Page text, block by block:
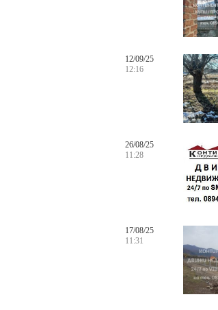
12/09/25
12:16
26/08/25
11:28
17/08/25
11:31